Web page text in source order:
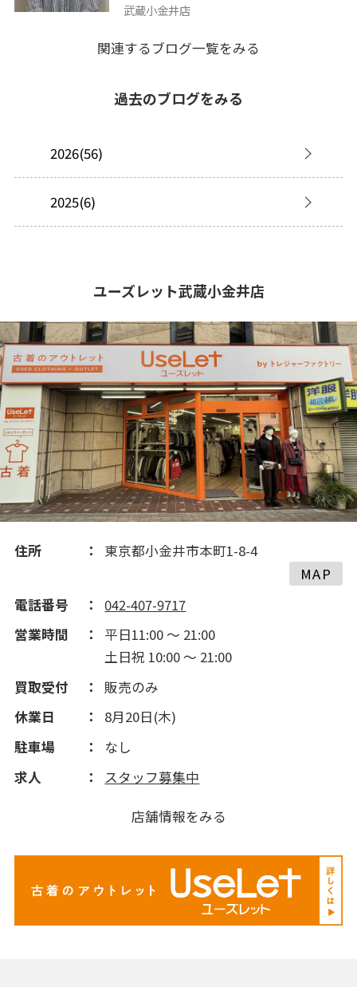
武蔵小金井店
関連するブログ一覧をみる
過去のブログをみる
2026(56)
2025(6)
ユーズレット武蔵小金井店
住所
東京都小金井市本町1-8-4
MAP
電話番号
042-407-9717
営業時間
平日11:00 ～ 21:00
土日祝 10:00 ～ 21:00
買取受付
販売のみ
休業日
8月20日(木)
駐車場
なし
求人
スタッフ募集中
店舗情報をみる